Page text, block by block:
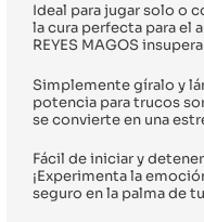
Ideal para jugar solo o
la cura perfecta para el
REYES MAGOS
Simplemente gíralo y
potencia para trucos
se convierte en una
Fácil de iniciar y
¡Experimenta la
seguro en la palma de